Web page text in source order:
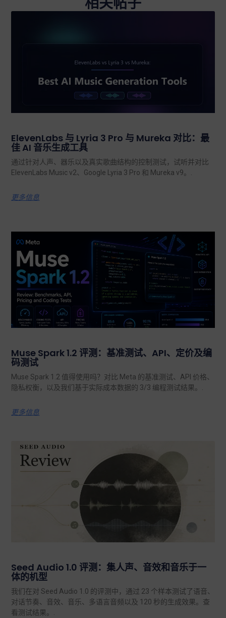
ElevenLabs 与 Lyria 3 Pro 与 Mureka 对比：最
佳 AI 音乐生成工具
通过针对人声、器乐以及真实歌曲结构的控制测试，试听并对比
ElevenLabs Music v2、Google Lyria 3 Pro 和 Mureka v9。.
更多信息
Muse Spark 1.2 评测：基准测试、API、定价及编
码测试
Muse Spark 1.2 值得使用吗？对比 Meta 的基准测试、API 价格、
隐私权衡，以及我们基于实际成本数据的 3/3 编程测试结果。.
更多信息
Seed Audio 1.0 评测：集人声、音效和音乐于一
体的机型
我们在对 Seed Audio 1.0 的评测中，通过 23 个样本测试了语音、
对话节奏、音效、音乐、多语言音频以及 120 秒的生成效果。查
看测试结果。.